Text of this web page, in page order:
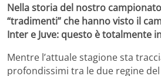
Nella storia del nostro
“tradimenti” che hanno visto il
Inter e Juve: questo è totalmente
Mentre l’attuale stagione sta
profondissimi tra le due regine